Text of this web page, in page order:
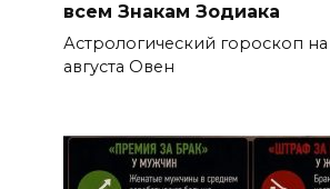
всем Знакам Зодиака
Астрологический гороскоп на
августа Овен